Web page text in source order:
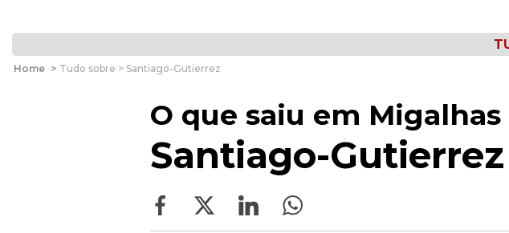
Home > Tudo sobre > Santiago-Gutierrez
O que saiu em
Santiago-Gutierrez